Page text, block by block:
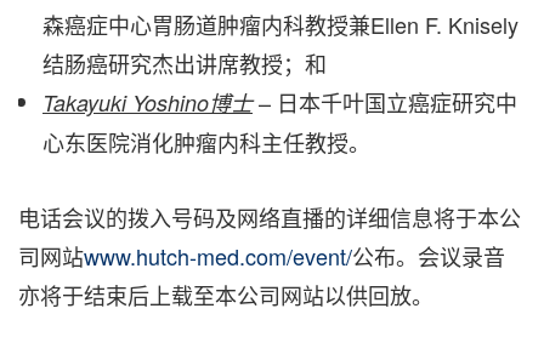
森癌症中心胃肠道肿瘤内科教授兼Ellen F. Knisely
结肠癌研究杰出讲席教授；和
Takayuki Yoshino博士– 日本千叶国立癌症研究中
心东医院消化肿瘤内科主任教授。
电话会议的拨入号码及网络直播的详细信息将于本公
司网站www.hutch-med.com/event/公布。会议录音
亦将于结束后上载至本公司网站以供回放。